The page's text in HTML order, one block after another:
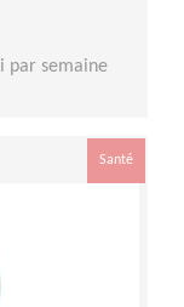
par semaine
Santé